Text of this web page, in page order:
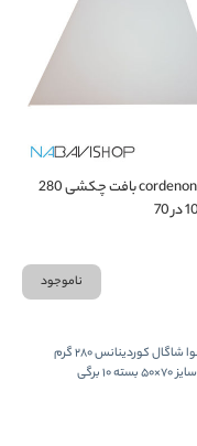
مقوا cordenons بافت چکشی 280
ناموجود